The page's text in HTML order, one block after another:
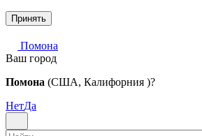
Принять
Помона
Ваш город
Помона (США, Калифорния )?
НетДа